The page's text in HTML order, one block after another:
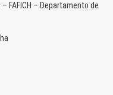
FAFICH – Departamento de